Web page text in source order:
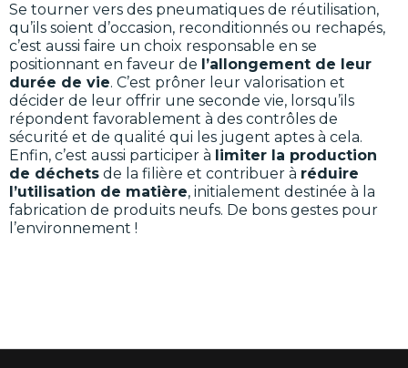
Se tourner vers des pneumatiques de réutilisation,
qu’ils soient d’occasion, reconditionnés ou rechapés,
c’est aussi faire un choix responsable en se
positionnant en faveur de l’allongement de leur
durée de vie. C’est prôner leur valorisation et
décider de leur offrir une seconde vie, lorsqu’ils
répondent favorablement à des contrôles de
sécurité et de qualité qui les jugent aptes à cela.
Enfin, c’est aussi participer à limiter la production
de déchets de la filière et contribuer à réduire
l’utilisation de matière, initialement destinée à la
fabrication de produits neufs. De bons gestes pour
l’environnement !